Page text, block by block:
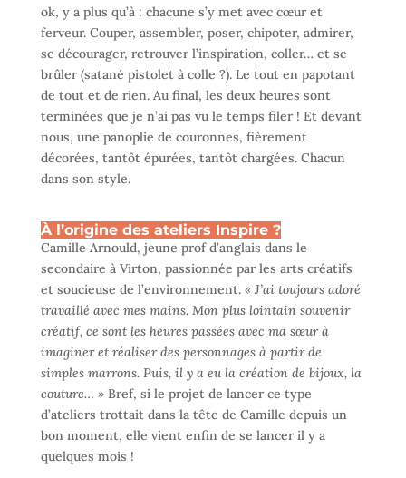
ok, y a plus qu’à : chacune s’y met avec cœur et
ferveur. Couper, assembler, poser, chipoter, admirer,
se décourager, retrouver l’inspiration, coller… et se
brûler (satané pistolet à colle ?). Le tout en papotant
de tout et de rien. Au final, les deux heures sont
terminées que je n’ai pas vu le temps filer ! Et devant
nous, une panoplie de couronnes, fièrement
décorées, tantôt épurées, tantôt chargées. Chacun
dans son style.
À l’origine des ateliers Inspire ?
Camille Arnould, jeune prof d’anglais dans le
secondaire à Virton, passionnée par les arts créatifs
et soucieuse de l’environnement. « J’ai toujours adoré
travaillé avec mes mains. Mon plus lointain souvenir
créatif, ce sont les heures passées avec ma sœur à
imaginer et réaliser des personnages à partir de
simples marrons. Puis, il y a eu la création de bijoux, la
couture… »Bref, si le projet de lancer ce type
d’ateliers trottait dans la tête de Camille depuis un
bon moment, elle vient enfin de se lancer il y a
quelques mois !